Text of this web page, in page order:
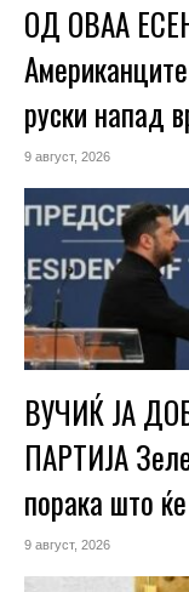
ОД ОВАА
руски напад
9 август, 2026
ВУЧИЌ ЈА
ПАРТИЈА
порака што
9 август, 2026